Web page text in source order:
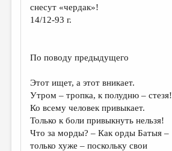
снесут «чердак»!
14/12-93 г.
По поводу предыдущего
Этот ищет, а этот вникает.
Утром – тропка, к полудню – стезя!
Ко всему человек привыкает.
Только к боли привыкнуть нельзя!
Что за морды? – Как орды Батыя –
только хуже – поскольку свои